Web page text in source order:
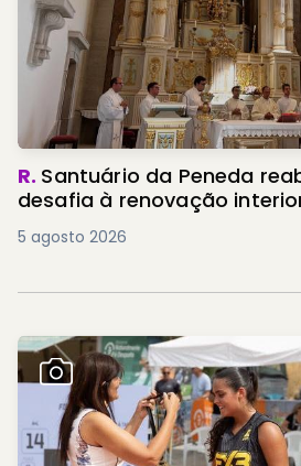
R. Santuário da Peneda
desafia à renovação
5 agosto 2026